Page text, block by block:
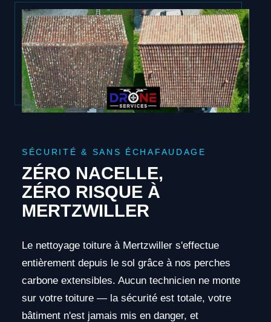
SÉCURITÉ & SANS ÉCHAFAUDAGE
ZÉRO NACELLE,
ZÉRO RISQUE À
MERTZWILLER
Le nettoyage toiture à Mertzwiller s'effectue
entièrement depuis le sol grâce à nos perches
carbone extensibles. Aucun technicien ne monte
sur votre toiture — la sécurité est totale, votre
bâtiment n'est jamais mis en danger, et